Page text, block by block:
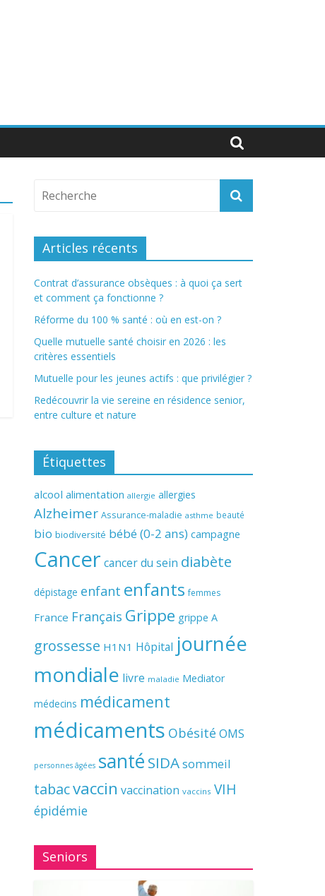
Articles récents
Contrat d’assurance obsèques : à quoi ça sert
et comment ça fonctionne ?
Réforme du 100 % santé : où en est-on ?
Quelle mutuelle santé choisir en 2026 : les
critères essentiels
Mutuelle pour les jeunes actifs : que privilégier ?
Redécouvrir la vie sereine en résidence senior,
entre culture et nature
Étiquettes
alcool alimentation allergie allergies
Alzheimer Assurance-maladie asthme beauté
bio biodiversité bébé (0-2 ans) campagne
Cancer cancer du sein diabète
dépistage enfant enfants femmes
France Français Grippe grippe A
grossesse H1N1 Hôpital journée
mondiale livre maladie Mediator
médecins médicament
médicaments Obésité OMS
personnes âgées santé SIDAsommeil
tabacvaccin vaccination vaccins VIH
épidémie
Seniors